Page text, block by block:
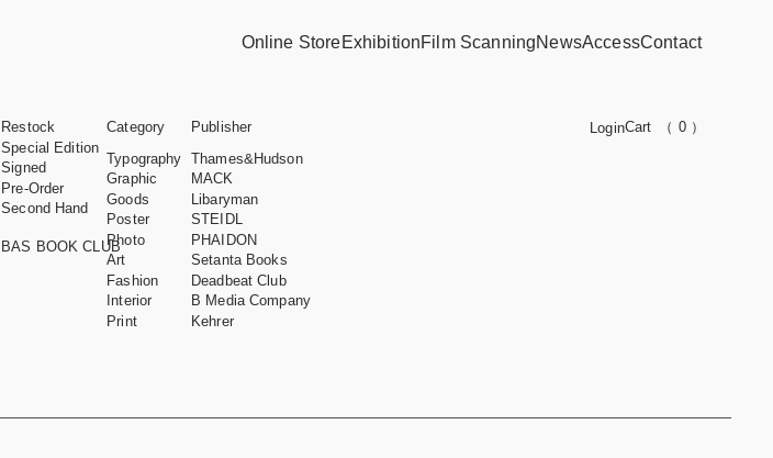
Online StoreExhibitionFilm ScanningNewsAccessContact
LoginCart （ 0 ）
Restock
Special Edition
Signed
Pre-Order
Second Hand
BAS BOOK CLUB
Category
Typography
Graphic
Goods
Poster
Photo
Art
Fashion
Interior
Print
Publisher
Thames&Hudson
MACK
Libaryman
STEIDL
PHAIDON
Setanta Books
Deadbeat Club
B Media Company
Kehrer